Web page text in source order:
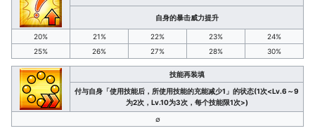
自身的暴击威力提升
20% 21% 22% 23%
24%
25%
26% 27% 28% 30%
技能再装填
付与自身「使用技能后，所使用技能的充能减少1」的状态(1次<Lv.6～9
为2次，Lv.10为3次，每个技能限1次>)
∅